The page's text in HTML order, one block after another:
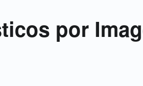
por